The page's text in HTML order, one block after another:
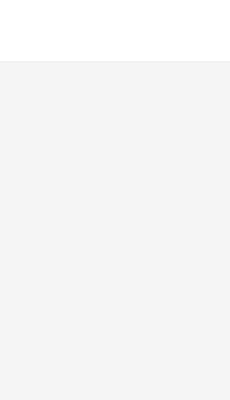
в восхитительно